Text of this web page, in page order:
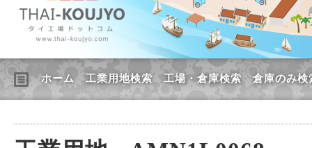
ホーム 工業用地検索 工場・倉庫検索 倉庫のみ検